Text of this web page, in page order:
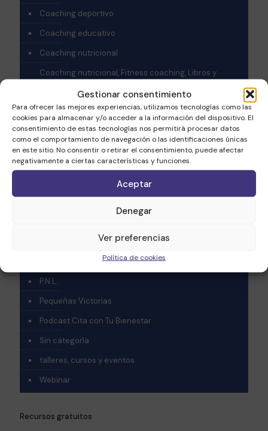
Gestionar consentimiento
Para ofrecer las mejores experiencias, utilizamos tecnologías como las
cookies para almacenar y/o acceder a la información del dispositivo. El
consentimiento de estas tecnologías nos permitirá procesar datos
como el comportamiento de navegación o las identificaciones únicas
en este sitio. No consentir o retirar el consentimiento, puede afectar
negativamente a ciertas características y funciones.
Aceptar
Denegar
Ver preferencias
Política de cookies
Coaching deportivo
Coaching educativo
Coaching nutricional
Coaching nutricional, Fitness coaching, Libros y
Coaching Personal
crecimiento personal
Desarrollo personal
Emprendimiento
Health Coaching
Inteligencia emocional
P.N.L.
Pequeñas Victorias
Podcast Cita con Tu Bienestar
Sin categoría
talleres, cursos y eventos
Webinar
Recursos gratuitos